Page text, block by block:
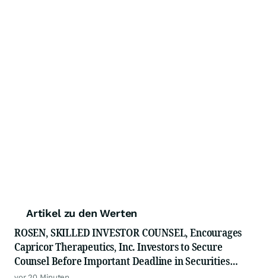
Artikel zu den Werten
ROSEN, SKILLED INVESTOR COUNSEL, Encourages
Capricor Therapeutics, Inc. Investors to Secure
Counsel Before Important Deadline in Securities